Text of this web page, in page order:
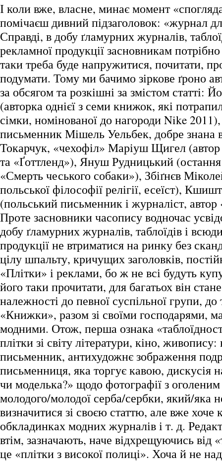
І коли вже, власне, минає момент
помічаєш дивний підзаголовок: «журнал
Справді, в добу ґламурних журналів,
рекламної продукції засновникам
таки треба буде напружитися, почитати,
подумати. Тому ми бачимо зіркове ґроно
за обсягом та розкішні за змістом статті:
(авторка однієї з семи книжок, які
сімки, номінованої до нагороди Nike
письменник Мішель Уельбек, добре знана
Токарчук, «чехофіл» Маріуш Щигел (автор
та «Ґоттленд»), Януш Рудницький
«Смерть чеського собаки»), Збіґнєв
польської філософії релігії, есеїст),
(польський письменник і журналіст, автор
Проте засновники часопису водночас
добу ґламурних журналів, таблоїдів і
продукції не втриматися на ринку без
цілу шпальту, кричущих заголовків,
«Плітки» і реклами, бо ж не всі будуть
його таки прочитати, для багатьох він
належності до певної суспільної групи, до
«Книжки», разом зі своїми господарями,
модними. Отож, перша ознака
плітки зі світу літератури, кіно,
письменник, антихудожнє зображення
письменниця, яка торгує кавою, дискусія
чи моделька?» щодо фотографії з
молодого/молодої серба/сербки, який/яка
визначитися зі своєю статтю, але вже хоче
обкладинках модних журналів і т. д.
втім, зазначають, наче відхрещуючись від
це «плітки з високої полиці». Хоча й не